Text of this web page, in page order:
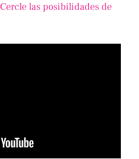
las posibilidades de